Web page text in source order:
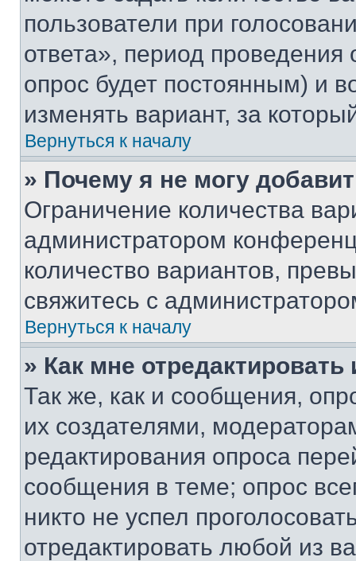
пользователи при
ответа», период проведения
опрос будет постоянным) и
изменять вариант, за
Вернуться к началу
» Почему я не могу
Ограничение количества
администратором
количество вариантов,
свяжитесь с
Вернуться к началу
» Как мне
Так же, как и сообщения,
их создателями,
редактирования опроса
сообщения в теме; опрос
никто не успел
отредактировать любой из